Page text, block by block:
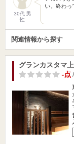
30代 男
性
い。終わっ
関連情報から探す
グランカスタマ
-点/